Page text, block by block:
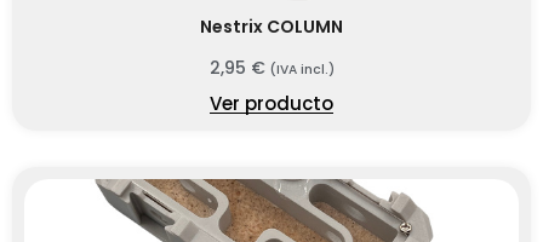
Nestrix COLUMN
2,95 € (IVA incl.)
Ver producto